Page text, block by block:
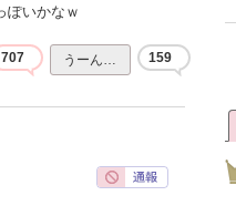
ぽいかなｗ
707 うーん… 159